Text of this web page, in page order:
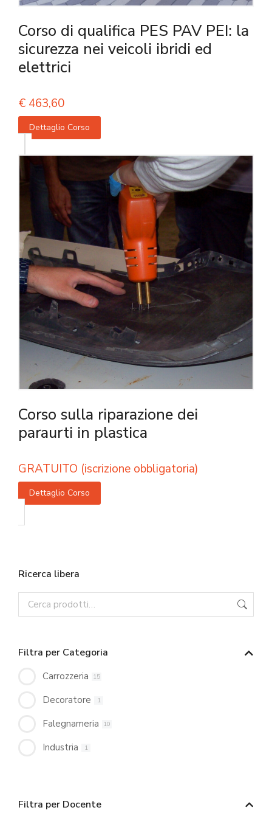
Corso di qualifica PES PAV PEI: la
sicurezza nei veicoli ibridi ed
elettrici
€ 463,60
Dettaglio Corso
Corso sulla riparazione dei
paraurti in plastica
GRATUITO (iscrizione obbligatoria)
Dettaglio Corso
Ricerca libera
Filtra per Categoria
Carrozzeria 15
Decoratore 1
Falegnameria 10
Industria 1
Filtra per Docente